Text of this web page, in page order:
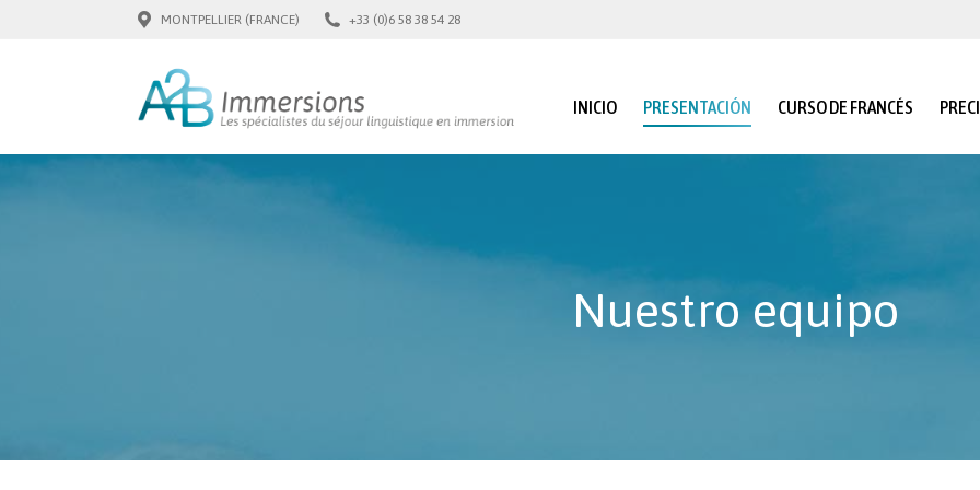
MONTPELLIER (FRANCE) +33 (0)6 58 38 54 28
INICIO PRESENTACIÓN CURSO DE FRANCÉS
Nuestro equipo